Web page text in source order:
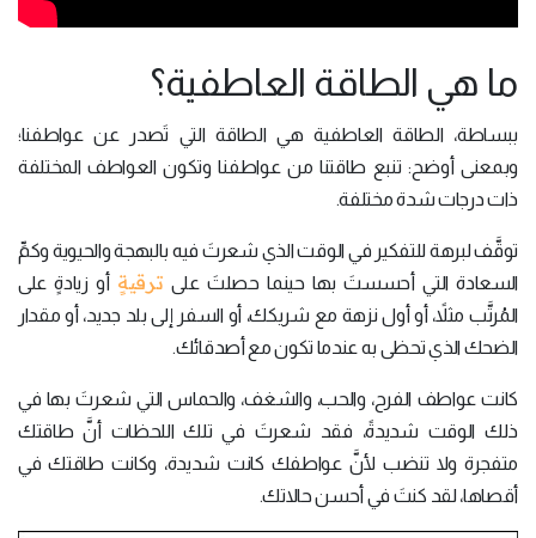
ما هي الطاقة العاطفية؟
ببساطة، الطاقة العاطفية هي الطاقة التي تَصدر عن عواطفنا؛
وبمعنى أوضح: تنبع طاقتنا من عواطفنا وتكون العواطف المختلفة
ذات درجات شدة مختلفة.
توقَّف لبرهة للتفكير في الوقت الذي شعرتَ فيه بالبهجة والحيوية وكمِّ
السعادة التي أحسستَ بها حينما حصلتَ على ترقيةٍ أو زيادةٍ على
المُرتَّب مثلاً، أو أول نزهة مع شريكك، أو السفر إلى بلد جديد، أو مقدار
الضحك الذي تحظى به عندما تكون مع أصدقائك.
كانت عواطف الفرح، والحب، والشغف، والحماس التي شعرتَ بها في
ذلك الوقت شديدةً، فقد شعرتَ في تلك اللحظات أنَّ طاقتك
متفجرة ولا تنضب لأنَّ عواطفك كانت شديدة، وكانت طاقتك في
أقصاها، لقد كنتَ في أحسن حالاتك.